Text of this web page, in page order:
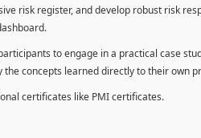
risk register, and develop robust risk
to engage in a practical case
concepts learned directly to their own
certificates like PMI certificates.